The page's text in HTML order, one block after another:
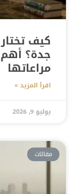
كيف
جدة؟ أهم
مراعاتها
اقرأ المزيد »
يوليو 9, 2026
مقالات